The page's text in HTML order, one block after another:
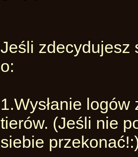
Jeśli zdecydujesz
o:
1.Wysłanie
tierów. (Jeśli nie
siebie